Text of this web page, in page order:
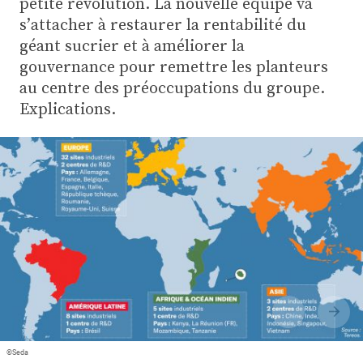
Plus
Abonnez-vous
s’attacher à restaurer la rentabilité du
géant sucrier et à améliorer la
gouvernance pour remettre les planteurs
au centre des préoccupations du groupe.
Explications.
©Seda